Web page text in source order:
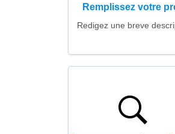
Remplissez votre
Redigez une breve